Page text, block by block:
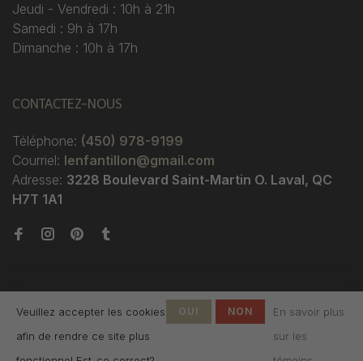
Jeudi - Vendredi : 10h à 21h
Samedi : 9h à 17h
Dimanche : 10h à 17h
CONTACTEZ-NOUS
Téléphone: (450) 978-9199
Courriel: lenfantillon@gmail.com
Adresse: 3228 Boulevard Saint-Martin O. Laval, QC
H7T 1A1
© Copyright 2026 Boutique
Veuillez accepter les cookies
afin de rendre ce site plus
OUI NON
En savoir plus
sur les